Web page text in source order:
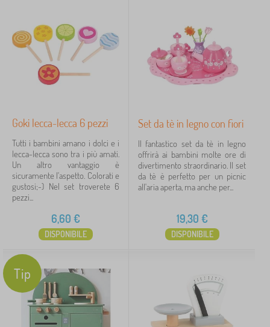
Goki lecca-lecca 6 pezzi
Tutti i bambini amano i dolci e i
lecca-lecca sono tra i più amati.
Un altro vantaggio è
sicuramente l'aspetto. Colorati e
gustosi;-) Nel set troverete 6
pezzi...
6,60 €
DISPONIBILE
Set da tè in legno con fiori
Il fantastico set da tè in legno
offrirà ai bambini molte ore di
divertimento straordinario. Il set
da tè è perfetto per un picnic
all'aria aperta, ma anche per...
19,30 €
DISPONIBILE
Tip